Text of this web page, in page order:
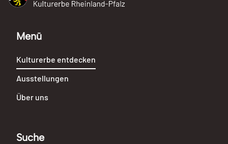
Menü
Kulturerbe entdecken
Ausstellungen
Über uns
Suche